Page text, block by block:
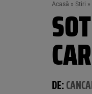
Acasă » Știri »
DE: